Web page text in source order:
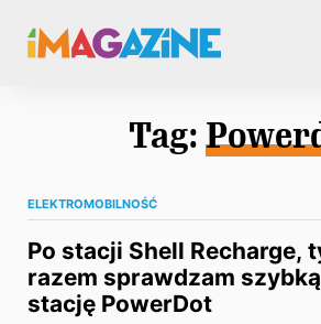
Tag:
ELEKTROMOBILNOŚĆ
Po stacji Shell Recharge,
razem sprawdzam
stację PowerDot